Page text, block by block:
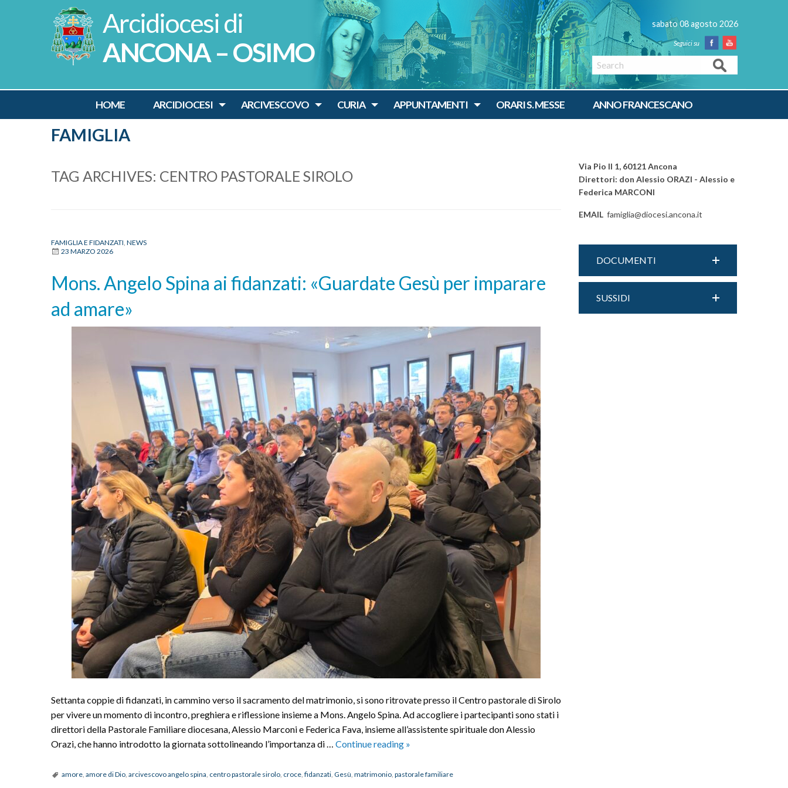
sabato 08 agosto 2026
Facebook
Youtube
Search
FAMIGLIA
ANCONA – OSIMO
HOME ARCIDIOCESI ARCIVESCOVO CURIA APPUNTAMENTI ORARI S. MESSE ANNO FRANCESCANO
TAG ARCHIVES: CENTRO PASTORALE SIROLO
FAMIGLIA E FIDANZATI NEWS
23 MARZO 2026
Mons. Angelo Spina ai fidanzati: «Guardate Gesù per imparare
ad amare»
Settanta coppie di fidanzati, in cammino verso il sacramento del matrimonio, si sono ritrovate presso il Centro pastorale di Sirolo
per vivere un momento di incontro, preghiera e riflessione insieme a Mons. Angelo Spina. Ad accogliere i partecipanti sono stati i
direttori della Pastorale Familiare diocesana, Alessio Marconi e Federica Fava, insieme all’assistente spirituale don Alessio
Orazi, che hanno introdotto la giornata sottolineando l’importanza di … Continue reading Mons.
Spina
»
amore amore di Dio arcivescovo angelo spina centro pastorale sirolo croce fidanzati Gesù matrimonio pastorale familiare
Via Pio II 1, 60121 Ancona
Direttori: don Alessio ORAZI - Alessio e
Federica MARCONI
EMAIL famiglia@diocesi.ancona.it
DOCUMENTI
SUSSIDI